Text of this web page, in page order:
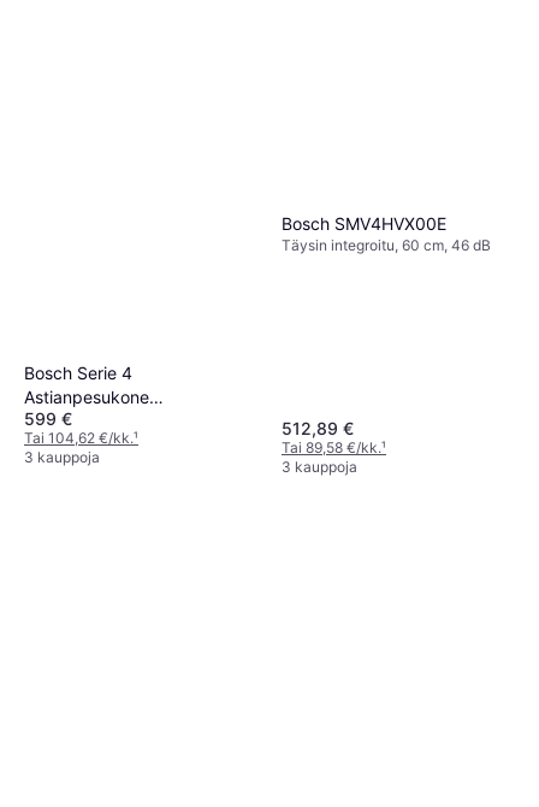
Bosch Serie 4
Astianpesukone
SPU4HMS13E
599 €
Tai 104,62 €/kk.¹
3 kauppoja
Bosch SMV4HVX00E
Täysin integroitu, 60 cm, 46 dB
512,89 €
Tai 89,58 €/kk.¹
3 kauppoja